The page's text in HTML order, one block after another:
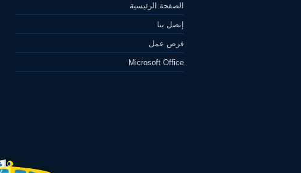
الصفحة الرئيسية
إتصل بنا
فرص عمل
Microsoft Office